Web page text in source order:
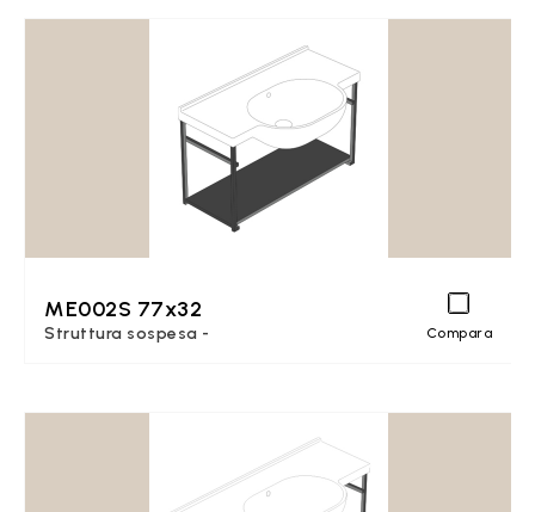
ME002S 77x32
Struttura sospesa - Compara